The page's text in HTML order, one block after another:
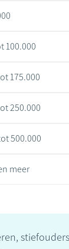
100.000
175.000
250.000
500.000
meer